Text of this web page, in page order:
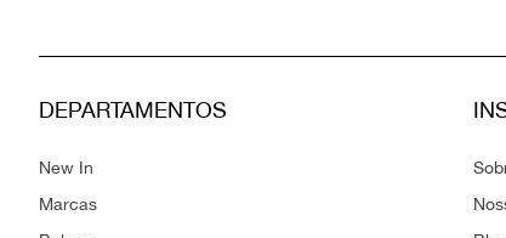
DEPARTAMENTOS
New In
Marcas